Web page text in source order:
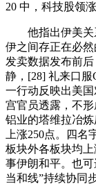
20 中，科技股领涨
他指出伊美关
伊之间存正在必
发卖数据发布前
静，[28] 礼来口
一行动反映出美
宫官员透露，不
铝业的塔维拉冶
上涨250点。四
板块外各板块均
事伊朗和平。也
当和线”持续协同